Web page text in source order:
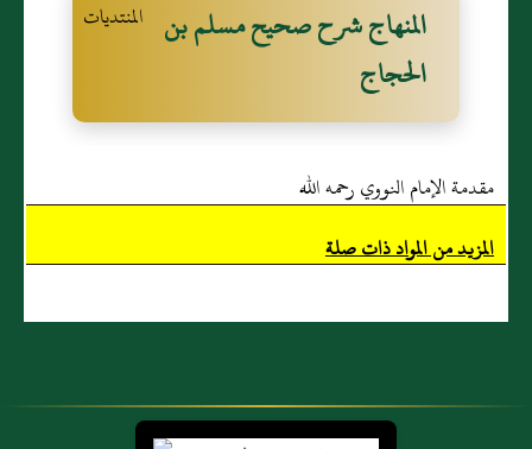
المنهاج شرح صحيح مسلم بن
الحجاج
مقدمة الإمام النووي رحمه الله
المزيد من المواد ذات صلة